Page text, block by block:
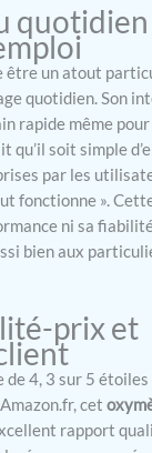
mesure avec
disponible pour
Cette fonctionnalité
de pouls d´un
système complet de
de l´application,
: Stockez tous vos
des graphiques et
vos
des jours, des
des modèles
des données :
votre professionnel
discussions plus
les données
peut
avec d´autres
Connect, tels
être un atout
quotidien. Son
rapide même
qu’il soit simple
par les
fonctionne ».
ni sa
bien aux
prix et
de 4, 3 sur 5
cet
rapport